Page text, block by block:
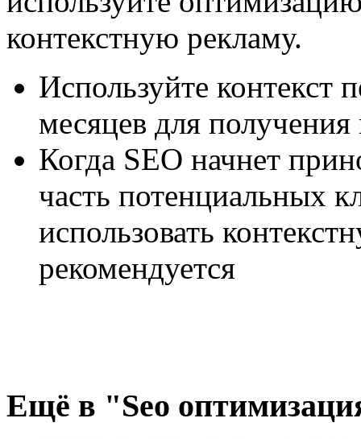
контекстную рекламу.
Используйте контекст
месяцев для получения
Когда SEO начнет
часть потенциальных
использовать
рекомендуется
Ещё в "Seo